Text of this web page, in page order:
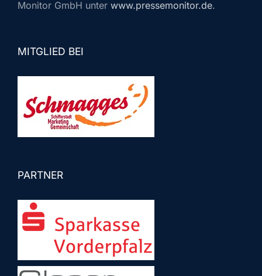
Monitor GmbH unter www.pressemonitor.de.
MITGLIED BEI
PARTNER